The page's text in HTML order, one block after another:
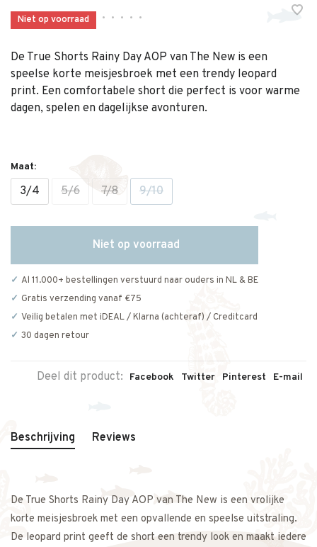
Niet op voorraad • • • • •
De True Shorts Rainy Day AOP van The New is een
speelse korte meisjesbroek met een trendy leopard
print. Een comfortabele short die perfect is voor warme
dagen, spelen en dagelijkse avonturen.
Maat:
3/4 5/6 7/8 9/10
Niet op voorraad
Al 11.000+ bestellingen verstuurd naar ouders in NL & BE
Gratis verzending vanaf €75
Veilig betalen met iDEAL / Klarna (achteraf) / Creditcard
30 dagen retour
Deel dit product: Facebook Twitter Pinterest E-mail
Beschrijving Reviews
De True Shorts Rainy Day AOP van The New is een vrolijke
korte meisjesbroek met een opvallende en speelse uitstraling.
De leopard print geeft de short een trendy look en maakt iedere